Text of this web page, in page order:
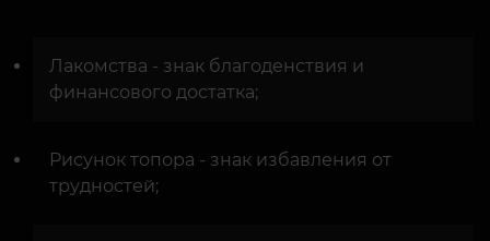
Лакомства - знак благоденствия и
финансового достатка;
Рисунок топора - знак избавления от
трудностей;